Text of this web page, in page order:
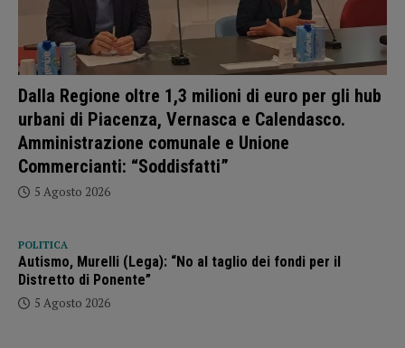
Dalla Regione oltre 1,3 milioni di euro per gli hub
urbani di Piacenza, Vernasca e Calendasco.
Amministrazione comunale e Unione
Commercianti: “Soddisfatti”
5 Agosto 2026
POLITICA
Autismo, Murelli (Lega): “No al taglio dei fondi per il
Distretto di Ponente”
5 Agosto 2026